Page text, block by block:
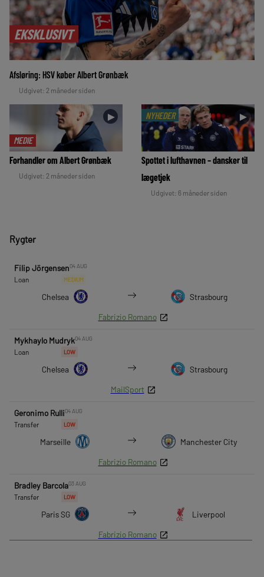
EKSKLUSIVT
Afsløring: HSV køber Albert Grønbæk
Udgivet: 2 måneder siden
MEDIE
►
Forhandler om Albert Grønbæk
Udgivet: 2 måneder siden
NYHEDER ►
Spottet i lufthavnen – dansker til
lægetjek
Udgivet: 6 måneder siden
Rygter